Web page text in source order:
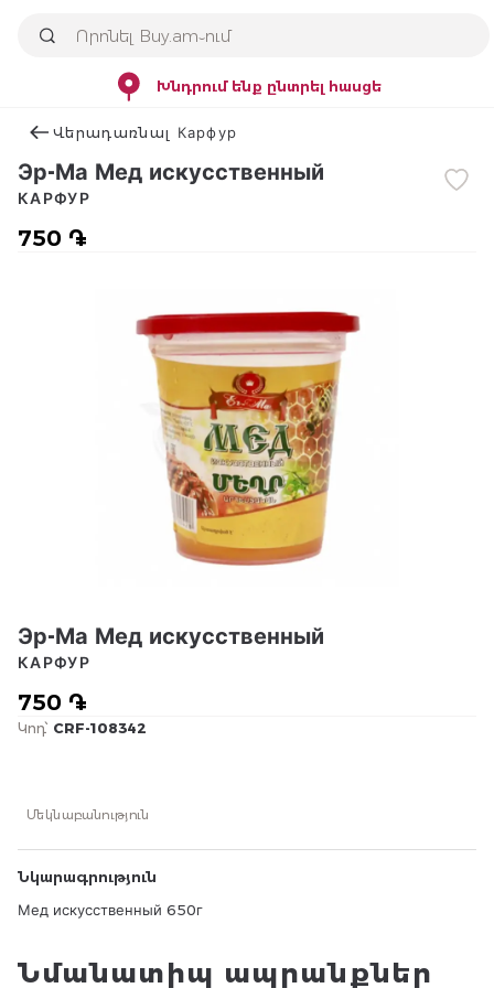
Խնդրում ենք ընտրել հասցե
Վերադառնալ Карфур
Эр-Ма Мед искусственный
750 ֏
КАРФУР
Эр-Ма Мед искусственный
750 ֏
КАРФУР
Կոդ՝ CRF-108342
Մեկնաբանություն
Նկարագրություն
Мед искусственный 650г
Նմանատիպ ապրանքներ